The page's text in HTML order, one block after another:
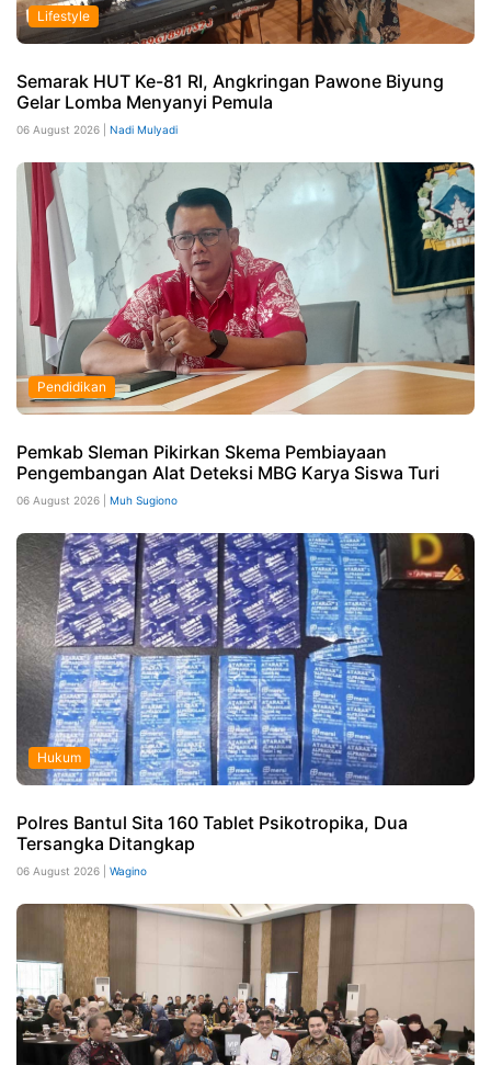
Lifestyle
Semarak HUT Ke-81 RI, Angkringan Pawone Biyung
Gelar Lomba Menyanyi Pemula
06 August 2026 | Nadi Mulyadi
Pendidikan
Pemkab Sleman Pikirkan Skema Pembiayaan
Pengembangan Alat Deteksi MBG Karya Siswa Turi
06 August 2026 | Muh Sugiono
Hukum
Polres Bantul Sita 160 Tablet Psikotropika, Dua
Tersangka Ditangkap
06 August 2026 | Wagino